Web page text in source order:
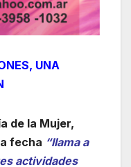
UNA
de la Mujer,
fecha “llama a
actividades